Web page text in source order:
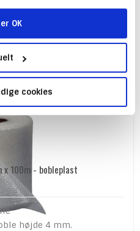
OK
cookies
100m - bobleplast
højde 4 mm.